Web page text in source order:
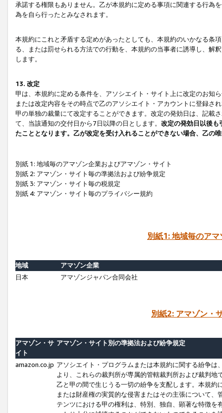
承諾する権限もありません。乙が本規約に定める事項に関連する行為
為を自ら行ったとみなされます。
本規約にこれと矛盾する定めがあったとしても、本規約のいかなる条
る、または罰せられる方法での行動を、本規約の当事者に誘導し、解
します。
13. 改定
甲は、本規約に定める条件を、アソシエイト・サイト上に改定のお知
または改定内容をその時点で乙のアソシエイト・アカウントに登録さ
甲の単独の裁量にて改定することができます。改定の発効日は、記載
て、当該通知の交付日から7日以降の日とします。 改定の発効日以後も
たこととなります。乙が改定を受け入れることができない場合、乙の
別紙 1: 地域毎のアマゾン企業およびアマゾン・サイト
別紙 2: アマゾン・サイト毎の準拠法および紛争規定
別紙 3: アマゾン・サイト毎の税規定
別紙 4: アマゾン・サイト毎のプライバシー規約
別紙1: 地域毎のア
地域
アマゾン企業
日本
アマゾンジャパン合同会社
別紙2: アマゾン・
アマゾン・サ
イト
アマゾン・サイト別の準拠法および紛争規定
amazon.co.jp アソシエイト・プログラムまたは本規約に関する紛争
より、これらの裁判所が専属的管轄裁判所および裁判
乙と甲の間で生じうる一切の紛争を支配します。本規
または財産権の実質的な侵害またはその主張について
テンツにおける甲の権利は、特別、独自、顕著な特徴